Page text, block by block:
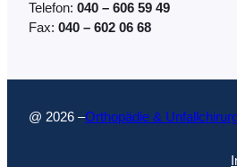
Telefon: 040 – 606 59 49
Fax: 040 – 602 06 68
@ 2026 –Orthopädie &